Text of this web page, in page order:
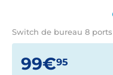
Switch de bureau 8 ports
99€95